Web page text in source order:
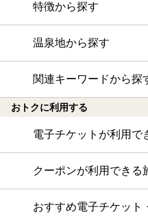
特徴から探す
温泉地から探す
関連キーワードから探
おトクに利用する
電子チケットが利用で
クーポンが利用できる
おすすめ電子チケット